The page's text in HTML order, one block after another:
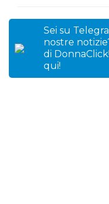
Sei su
nostre
di
qui!